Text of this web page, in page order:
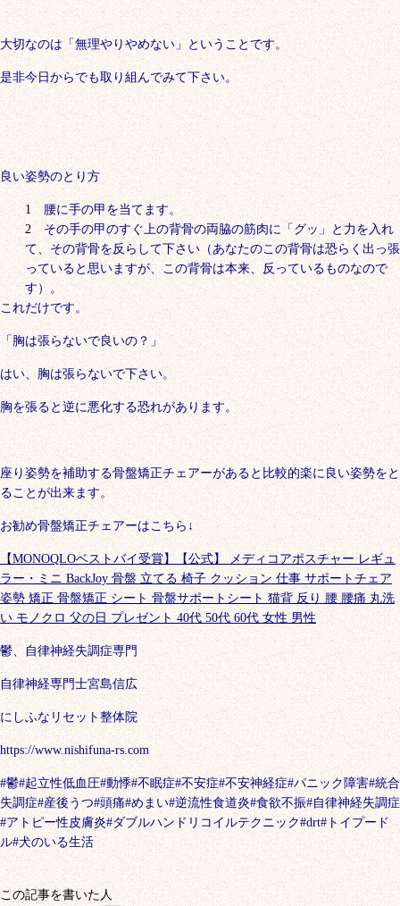
大切なのは「無理やりやめない」ということです。
是非今日からでも取り組んでみて下さい。
良い姿勢のとり方
腰に手の甲を当てます。
その手の甲のすぐ上の背骨の両脇の筋肉に「グッ」と力を入れ
て、その背骨を反らして下さい（あなたのこの背骨は恐らく出っ張
っていると思いますが、この背骨は本来、反っているものなので
す）。
これだけです。
「胸は張らないで良いの？」
はい、胸は張らないで下さい。
胸を張ると逆に悪化する恐れがあります。
座り姿勢を補助する骨盤矯正チェアーがあると比較的楽に良い姿勢をと
ることが出来ます。
お勧め骨盤矯正チェアーはこちら↓
【MONOQLOベストバイ受賞】【公式】 メディコアポスチャー レギュ
ラー・ミニ BackJoy 骨盤 立てる 椅子 クッション 仕事 サポートチェア
姿勢 矯正 骨盤矯正 シート 骨盤サポートシート 猫背 反り 腰 腰痛 丸洗
い モノクロ 父の日 プレゼント 40代 50代 60代 女性 男性
鬱、自律神経失調症専門
自律神経専門士宮島信広
にしふなリセット整体院
https://www.nishifuna-rs.com
#鬱#起立性低血圧#動悸#不眠症#不安症#不安神経症#パニック障害#統合
失調症#産後うつ#頭痛#めまい#逆流性食道炎#食欲不振#自律神経失調症
#アトピー性皮膚炎#ダブルハンドリコイルテクニック#drt# トイプード
ル#犬のいる生活
この記事を書いた人